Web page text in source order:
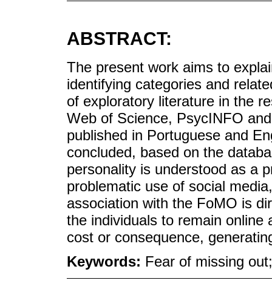
ABSTRACT:
The present work aims to
identifying categories and
of exploratory literature in the
Web of Science, PsycINFO
published in Portuguese and
concluded, based on the
personality is understood as a
problematic use of social
association with the FoMO is
the individuals to remain online
cost or consequence,
Keywords: Fear of missing